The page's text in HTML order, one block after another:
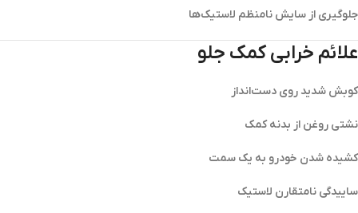
جلوگیری از سایش نامنظم لاستیک‌ها
علائم خرابی کمک جلو
کوبش شدید روی دست‌انداز
نشتی روغن از بدنه کمک
کشیده شدن خودرو به یک سمت
ساییدگی نامتقارن لاستیک